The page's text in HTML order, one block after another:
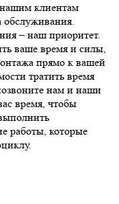
клиентам
обслуживания.
– наш приоритет.
ваше время и силы,
прямо к вашей
тратить время
нам и наши
время, чтобы
работы, которые